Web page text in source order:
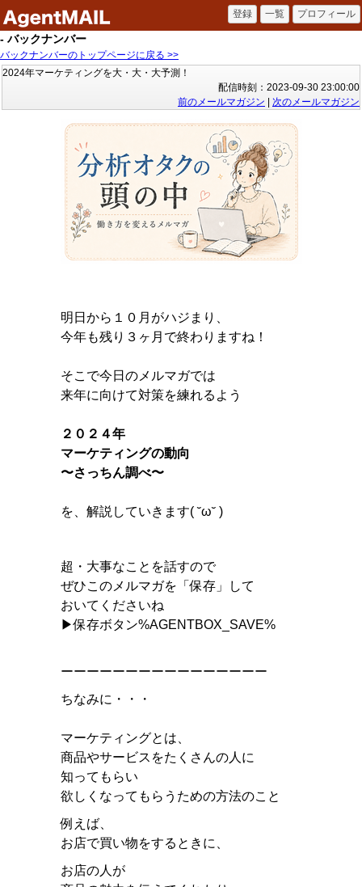
- バックナンバー
バックナンバーのトップページに戻る >>
2024年マーケティングを大・大・大予測！
配信時刻：2023-09-30 23:00:00
前のメールマガジン
次のメールマガジン
明日から１０月がハジまり、
今年も残り３ヶ月で終わりますね！
そこで今日のメルマガでは
来年に向けて対策を練れるよう
２０２４年
マーケティングの動向
〜さっちん調べ〜
を、解説していきます( ˘ω˘ )
超・大事なことを話すので
ぜひこのメルマガを「保存」して
おいてくださいね
▶︎保存ボタン%AGENTBOX_SAVE%
ーーーーーーーーーーーーーーーー
ちなみに・・・
マーケティングとは、
商品やサービスをたくさんの人に
知ってもらい
欲しくなってもらうための方法のこと
例えば、
お店で買い物をするときに、
お店の人が